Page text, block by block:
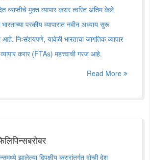
व्याप्तीचे मुक्त व्यापार करार त्वरित अंतिम केले
परकीय व्यापारात नवीन अध्याय सुरू
आहे. निःसंशयपणे, यावेळी भारताचा जागतिक व्यापार
करार (FTAs) महत्त्वाची गरज आहे.
Read More
झालेल्या द्विपक्षीय करारांतर्गत दोन्ही देश